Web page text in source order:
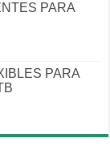
PARA
PARA